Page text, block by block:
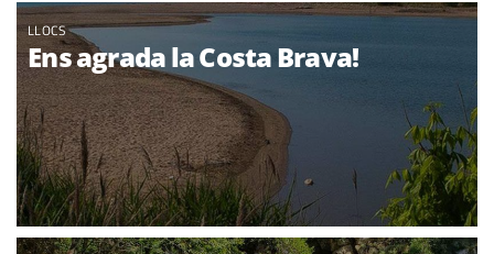
LLOCS
Ens agrada la Costa Brava!